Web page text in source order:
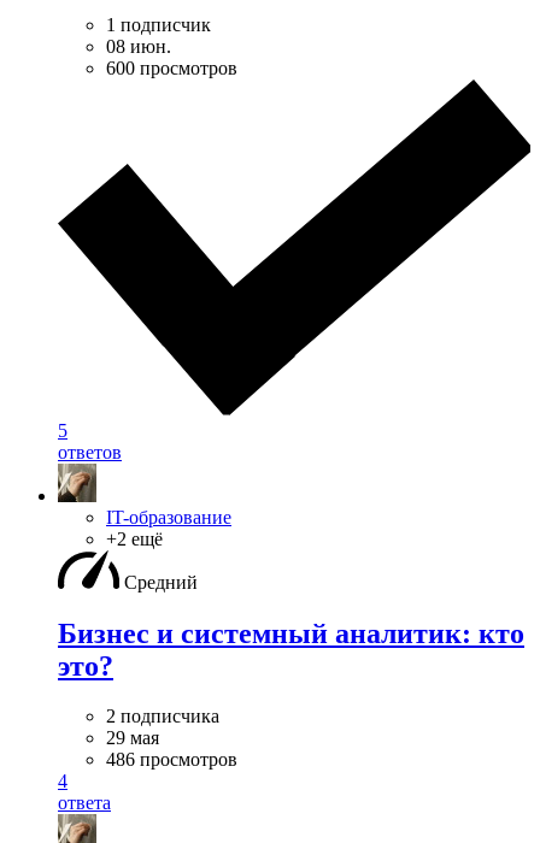
1 подписчик
08 июн.
600 просмотров
5
ответов
IT-образование
+2 ещё
Средний
Бизнес и системный аналитик: кто
это?
2 подписчика
29 мая
486 просмотров
4
ответа